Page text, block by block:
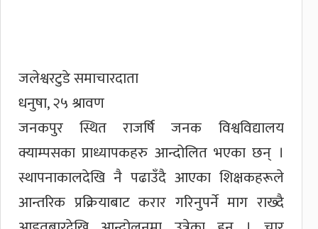
जलेश्वरटुडे समाचारदाता
धनुषा, २५ श्रावण
जनकपुर स्थित राजर्षि जनक विश्वविद्यालय
क्याम्पसका प्राध्यापकहरु आन्दोलित भएका छन् ।
स्थापनाकालदेखि नै पढाउँदै आएका शिक्षकहरूले
आन्तरिक प्रक्रियाबाट करार गरिनुपर्ने माग राख्दै